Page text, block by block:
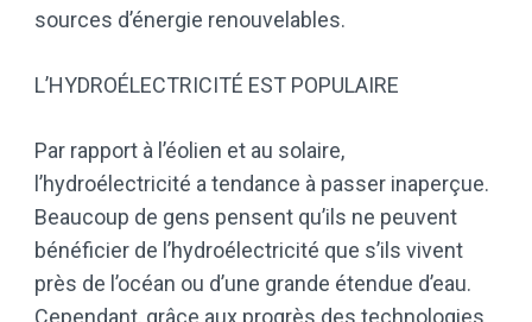
sources d’énergie renouvelables.
L’HYDROÉLECTRICITÉ EST POPULAIRE
Par rapport à l’éolien et au solaire,
l’hydroélectricité a tendance à passer inaperçue.
Beaucoup de gens pensent qu’ils ne peuvent
bénéficier de l’hydroélectricité que s’ils vivent
près de l’océan ou d’une grande étendue d’eau.
Cependant, grâce aux progrès des technologies